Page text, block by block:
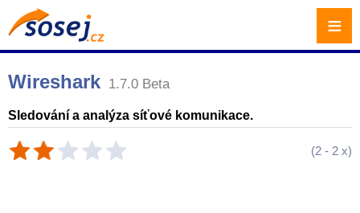
Wireshark 1.7.0 Beta
Sledování a analýza síťové komunikace.
(2 - 2 x)
≡